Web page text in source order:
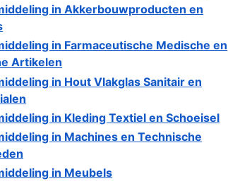
in Akkerbouwproducten en
in Farmaceutische Medische en
Artikelen
in Hout Vlakglas Sanitair en
in Kleding Textiel en Schoeisel
in Machines en Technische
in Meubels